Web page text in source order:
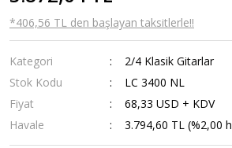
*406,56 TL den başlayan taksitlerle!!
Kategori
2/4 Klasik Gitarlar
Stok Kodu
LC 3400 NL
Fiyat
68,33 USD + KDV
Havale
3.794,60 TL (%2,00